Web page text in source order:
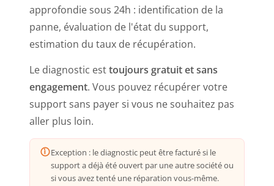
approfondie sous 24h : identification de la
panne, évaluation de l'état du support,
estimation du taux de récupération.
Le diagnostic esttoujours gratuit et sans
engagement. Vous pouvez récupérer votre
support sans payer si vous ne souhaitez pas
aller plus loin.
Exception : le diagnostic peut être facturé si le
support a déjà été ouvert par une autre société ou
si vous avez tenté une réparation vous-même.